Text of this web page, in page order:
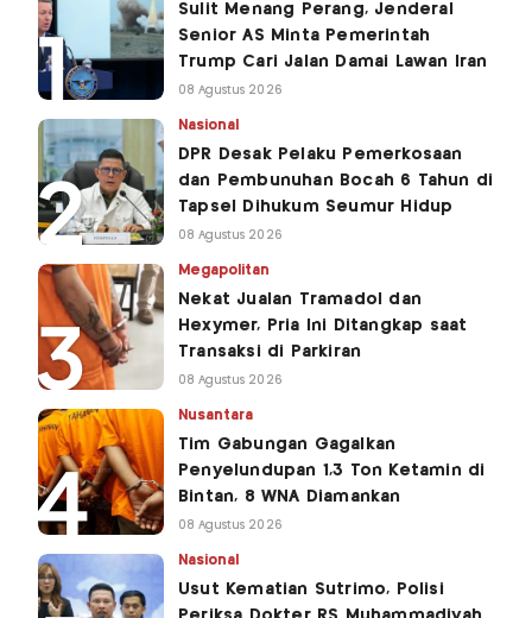
Sulit Menang Perang, Jenderal
Senior AS Minta Pemerintah
Trump Cari Jalan Damai Lawan Iran
08 Agustus 2026
Nasional
DPR Desak Pelaku Pemerkosaan
dan Pembunuhan Bocah 6 Tahun di
Tapsel Dihukum Seumur Hidup
08 Agustus 2026
Megapolitan
Nekat Jualan Tramadol dan
Hexymer, Pria Ini Ditangkap saat
Transaksi di Parkiran
08 Agustus 2026
Nusantara
Tim Gabungan Gagalkan
Penyelundupan 1,3 Ton Ketamin di
Bintan, 8 WNA Diamankan
08 Agustus 2026
Nasional
Usut Kematian Sutrimo, Polisi